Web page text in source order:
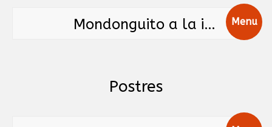
Mondonguito a la italiana Menu
Postres